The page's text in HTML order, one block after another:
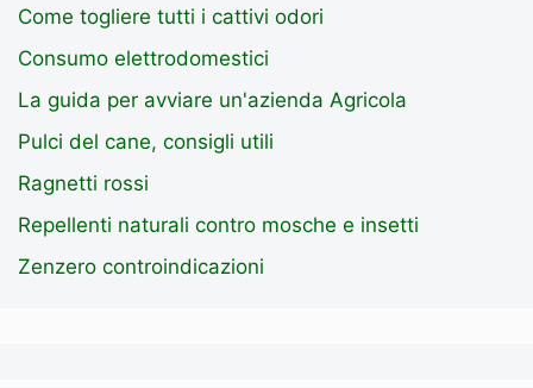
Come togliere tutti i cattivi odori
Consumo elettrodomestici
La guida per avviare un'azienda Agricola
Pulci del cane, consigli utili
Ragnetti rossi
Repellenti naturali contro mosche e insetti
Zenzero controindicazioni